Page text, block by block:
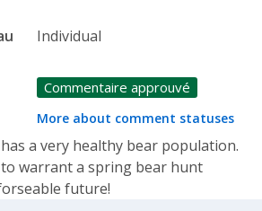
Individual
Commentaire approuvé
More about comment statuses
a very healthy bear population.
warrant a spring bear hunt
future!